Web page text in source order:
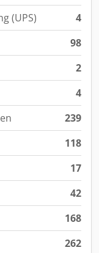
(UPS)
4
98
2
4
239
118
17
42
168
262